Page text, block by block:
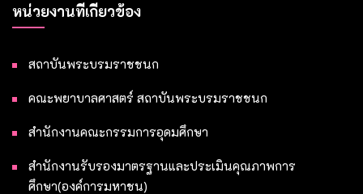
หน่วยงานที่เกี่ยวข้อง
สถาบันพระบรมราชชนก
คณะพยาบาลศาสตร์ สถาบันพระบรมราชชนก
สำนักงานคณะกรรมการอุดมศึกษา
สำนักงานรับรองมาตรฐานและประเมินคุณภาพการ
ศึกษา(องค์การมหาชน)